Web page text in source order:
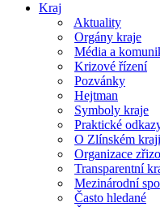
Kraj
Aktuality
Orgány kraje
Média a
Krizové řízení
Pozvánky
Hejtman
Symboly kraje
Praktické
O Zlínském kraji
Organizace
Transparentní
Mezinárodní
Často hledané